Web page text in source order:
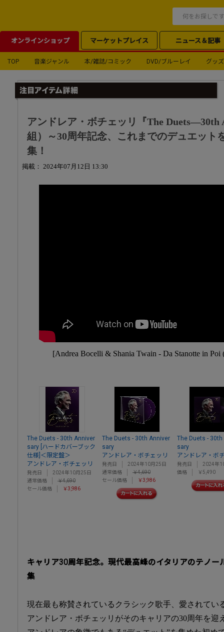
オンラインショップ マーケットプレイス ニュース＆記事
TOP 音楽ジャンル 本/雑誌/コミック DVD/ブルーレイ グッズ
アンドレア・ボチェッリ『The Duets―30th
組）～30周年記念、これまでのデュエット
集！
掲載： 2024年07月12日 13:30
[Andrea Bocelli & Shania Twain - Da Stanotte in
The Duets - 30th Anniver
sary [ハードカバーブック
仕様]＜限定盤＞
アンドレア・ボチェッリ
発売日
2024年10月25日
通常価格
￥4,690
セール価格
￥3,986
The Duets - 30th Anniver
sary
アンドレア・ボチェッリ
発売日
2024年10月25日
通常価格
￥4,690
セール価格
￥3,986
The Duets -
sary
アンドレア・ボ
発売日
2024年
価格
￥5,490
キャリア30周年記念。現代最高峰のイタリアのテノー
集
現在最も称賛されているクラシック歌手、愛されてい
アンドレア・ボチェッリがそのキャリアの30周年を迎